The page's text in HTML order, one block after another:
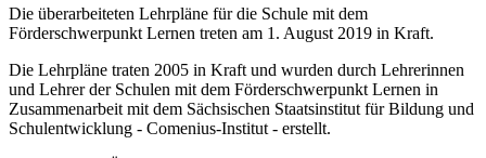
Die überarbeiteten Lehrpläne für die Schule mit dem
Förderschwerpunkt Lernen treten am 1. August 2019 in Kraft.
Die Lehrpläne traten 2005 in Kraft und wurden durch Lehrerinnen
und Lehrer der Schulen mit dem Förderschwerpunkt Lernen in
Zusammenarbeit mit dem Sächsischen Staatsinstitut für Bildung und
Schulentwicklung - Comenius-Institut - erstellt.